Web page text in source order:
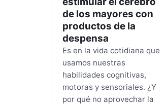
de los mayores con
productos de la
despensa
Es en la vida cotidiana que
usamos nuestras
habilidades cognitivas,
motoras y sensoriales. ¿Y
por qué no aprovechar la